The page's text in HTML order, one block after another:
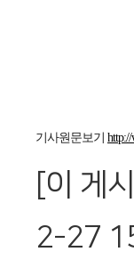
기사원문보기
[이 게
2-27